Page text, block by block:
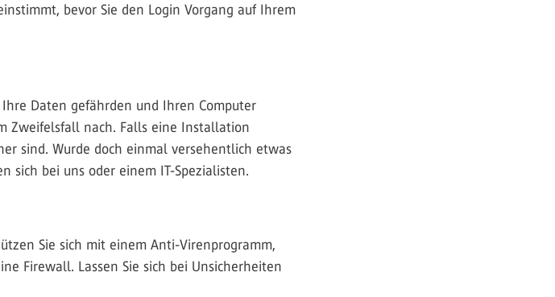
bevor Sie den Login Vorgang auf Ihrem
Daten gefährden und Ihren Computer
Zweifelsfall nach. Falls eine Installation
sind. Wurde doch einmal versehentlich etwas
bei uns oder einem IT-Spezialisten.
Sie sich mit einem Anti-Virenprogramm,
Firewall. Lassen Sie sich bei Unsicherheiten